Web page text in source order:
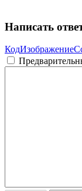
Написать
КодИзображение